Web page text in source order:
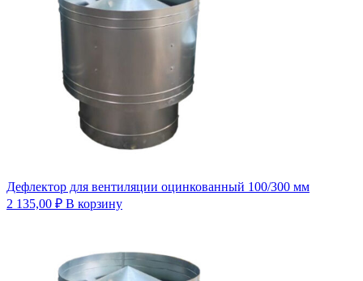
Дефлектор для вентиляции оцинкованный 100/300 мм
2 135,00 ₽ В корзину